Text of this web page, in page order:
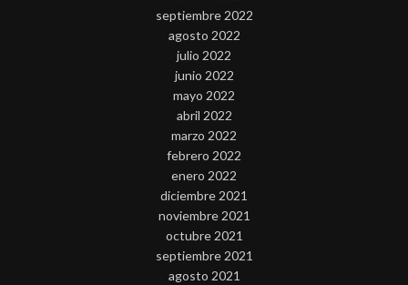
septiembre 2022
agosto 2022
julio 2022
junio 2022
mayo 2022
abril 2022
marzo 2022
febrero 2022
enero 2022
diciembre 2021
noviembre 2021
octubre 2021
septiembre 2021
agosto 2021